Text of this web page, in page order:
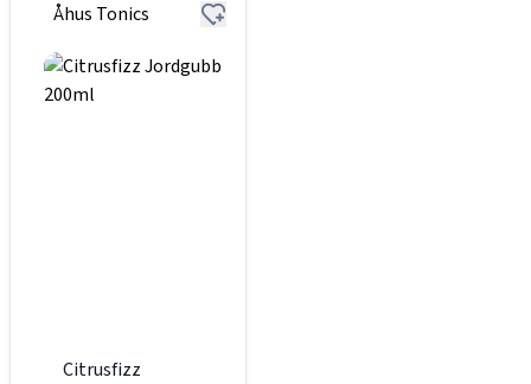
Åhus Tonics
Citrusfizz